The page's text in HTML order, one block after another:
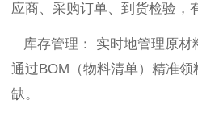
应商、采购订单、到货检验，
库存管理： 实时地管理原材
通过BOM（物料清单）精准
缺。